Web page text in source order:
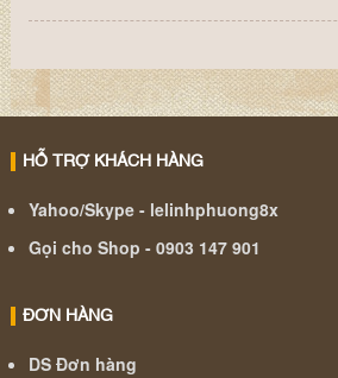
HỖ TRỢ KHÁCH HÀNG
Yahoo/Skype - lelinhphuong8x
Gọi cho Shop - 0903 147 901
ĐƠN HÀNG
DS Đơn hàng